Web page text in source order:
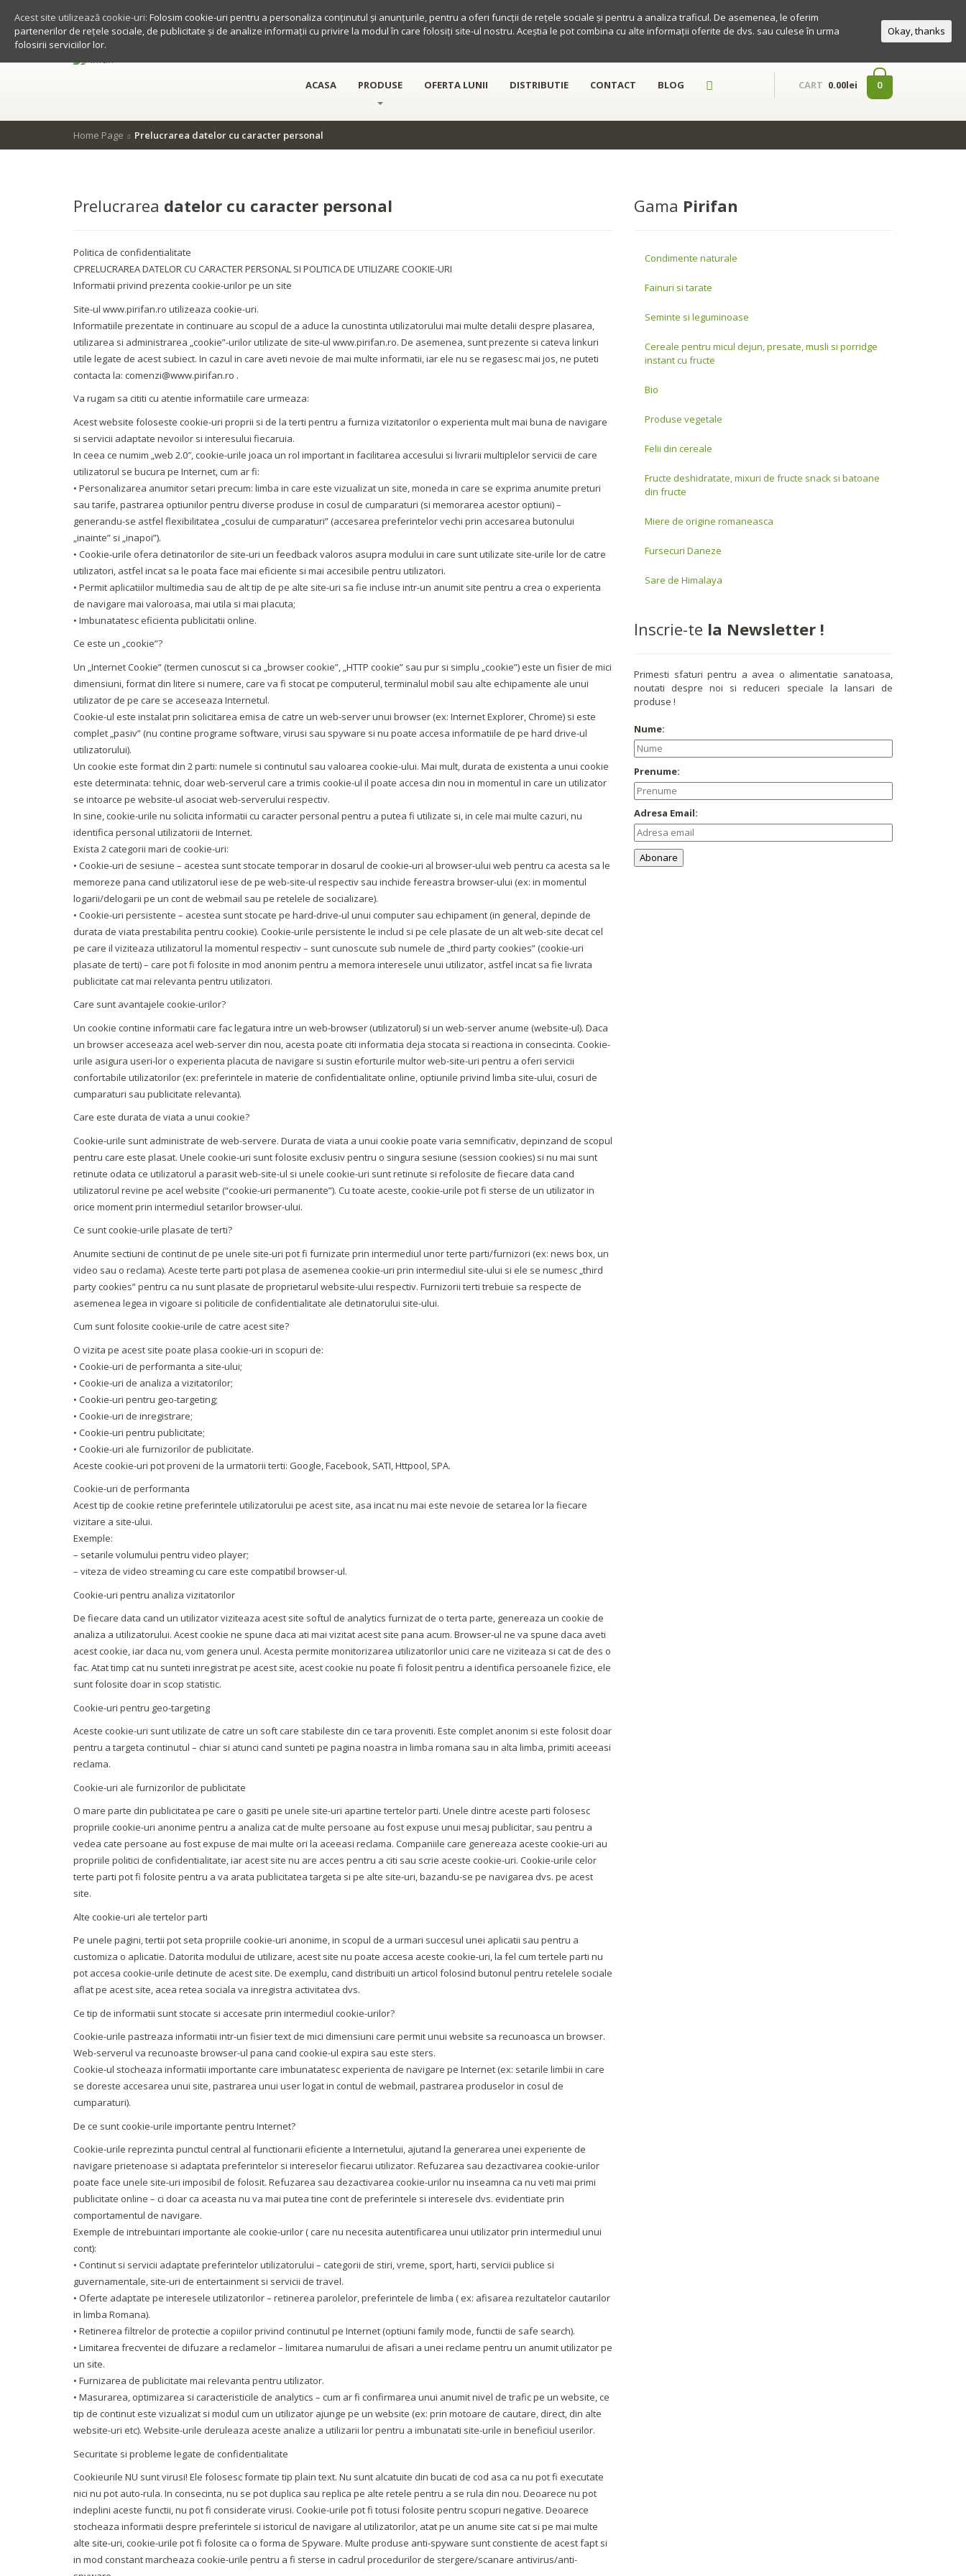
ACASA PRODUSE OFERTA LUNII DISTRIBUTIE CONTACT BLOG CART 0.00lei 0
Home Page Prelucrarea datelor cu caracter personal
Prelucrarea datelor cu caracter personal
Politica de confidentialitate
CPRELUCRAREA DATELOR CU CARACTER PERSONAL SI POLITICA DE UTILIZARE COOKIE-URI
Informatii privind prezenta cookie-urilor pe un site
Site-ul www.pirifan.ro utilizeaza cookie-uri.
Informatiile prezentate in continuare au scopul de a aduce la cunostinta utilizatorului mai multe detalii despre plasarea,
utilizarea si administrarea „cookie”-urilor utilizate de site-ul www.pirifan.ro. De asemenea, sunt prezente si cateva linkuri
utile legate de acest subiect. In cazul in care aveti nevoie de mai multe informatii, iar ele nu se regasesc mai jos, ne puteti
contacta la: comenzi@www.pirifan.ro .
Va rugam sa cititi cu atentie informatiile care urmeaza:
Acest website foloseste cookie-uri proprii si de la terti pentru a furniza vizitatorilor o experienta mult mai buna de navigare
si servicii adaptate nevoilor si interesului fiecaruia.
In ceea ce numim „web 2.0″, cookie-urile joaca un rol important in facilitarea accesului si livrarii multiplelor servicii de care
utilizatorul se bucura pe Internet, cum ar fi:
• Personalizarea anumitor setari precum: limba in care este vizualizat un site, moneda in care se exprima anumite preturi
sau tarife, pastrarea optiunilor pentru diverse produse in cosul de cumparaturi (si memorarea acestor optiuni) –
generandu-se astfel flexibilitatea „cosului de cumparaturi” (accesarea preferintelor vechi prin accesarea butonului
„inainte” si „inapoi”).
• Cookie-urile ofera detinatorilor de site-uri un feedback valoros asupra modului in care sunt utilizate site-urile lor de catre
utilizatori, astfel incat sa le poata face mai eficiente si mai accesibile pentru utilizatori.
• Permit aplicatiilor multimedia sau de alt tip de pe alte site-uri sa fie incluse intr-un anumit site pentru a crea o experienta
de navigare mai valoroasa, mai utila si mai placuta;
• Imbunatatesc eficienta publicitatii online.
Ce este un „cookie”?
Un „Internet Cookie” (termen cunoscut si ca „browser cookie”, „HTTP cookie” sau pur si simplu „cookie”) este un fisier de mici
dimensiuni, format din litere si numere, care va fi stocat pe computerul, terminalul mobil sau alte echipamente ale unui
utilizator de pe care se acceseaza Internetul.
Cookie-ul este instalat prin solicitarea emisa de catre un web-server unui browser (ex: Internet Explorer, Chrome) si este
complet „pasiv” (nu contine programe software, virusi sau spyware si nu poate accesa informatiile de pe hard drive-ul
utilizatorului).
Un cookie este format din 2 parti: numele si continutul sau valoarea cookie-ului. Mai mult, durata de existenta a unui cookie
este determinata: tehnic, doar web-serverul care a trimis cookie-ul il poate accesa din nou in momentul in care un utilizator
se intoarce pe website-ul asociat web-serverului respectiv.
In sine, cookie-urile nu solicita informatii cu caracter personal pentru a putea fi utilizate si, in cele mai multe cazuri, nu
identifica personal utilizatorii de Internet.
Exista 2 categorii mari de cookie-uri:
• Cookie-uri de sesiune – acestea sunt stocate temporar in dosarul de cookie-uri al browser-ului web pentru ca acesta sa le
memoreze pana cand utilizatorul iese de pe web-site-ul respectiv sau inchide fereastra browser-ului (ex: in momentul
logarii/delogarii pe un cont de webmail sau pe retelele de socializare).
• Cookie-uri persistente – acestea sunt stocate pe hard-drive-ul unui computer sau echipament (in general, depinde de
durata de viata prestabilita pentru cookie). Cookie-urile persistente le includ si pe cele plasate de un alt web-site decat cel
pe care il viziteaza utilizatorul la momentul respectiv – sunt cunoscute sub numele de „third party cookies” (cookie-uri
plasate de terti) – care pot fi folosite in mod anonim pentru a memora interesele unui utilizator, astfel incat sa fie livrata
publicitate cat mai relevanta pentru utilizatori.
Care sunt avantajele cookie-urilor?
Un cookie contine informatii care fac legatura intre un web-browser (utilizatorul) si un web-server anume (website-ul). Daca
un browser acceseaza acel web-server din nou, acesta poate citi informatia deja stocata si reactiona in consecinta. Cookie-
urile asigura useri-lor o experienta placuta de navigare si sustin eforturile multor web-site-uri pentru a oferi servicii
confortabile utilizatorilor (ex: preferintele in materie de confidentialitate online, optiunile privind limba site-ului, cosuri de
cumparaturi sau publicitate relevanta).
Care este durata de viata a unui cookie?
Cookie-urile sunt administrate de web-servere. Durata de viata a unui cookie poate varia semnificativ, depinzand de scopul
pentru care este plasat. Unele cookie-uri sunt folosite exclusiv pentru o singura sesiune (session cookies) si nu mai sunt
retinute odata ce utilizatorul a parasit web-site-ul si unele cookie-uri sunt retinute si refolosite de fiecare data cand
utilizatorul revine pe acel website (“cookie-uri permanente”). Cu toate aceste, cookie-urile pot fi sterse de un utilizator in
orice moment prin intermediul setarilor browser-ului.
Ce sunt cookie-urile plasate de terti?
Anumite sectiuni de continut de pe unele site-uri pot fi furnizate prin intermediul unor terte parti/furnizori (ex: news box, un
video sau o reclama). Aceste terte parti pot plasa de asemenea cookie-uri prin intermediul site-ului si ele se numesc „third
party cookies” pentru ca nu sunt plasate de proprietarul website-ului respectiv. Furnizorii terti trebuie sa respecte de
asemenea legea in vigoare si politicile de confidentialitate ale detinatorului site-ului.
Cum sunt folosite cookie-urile de catre acest site?
O vizita pe acest site poate plasa cookie-uri in scopuri de:
• Cookie-uri de performanta a site-ului;
• Cookie-uri de analiza a vizitatorilor;
• Cookie-uri pentru geo-targeting;
• Cookie-uri de inregistrare;
• Cookie-uri pentru publicitate;
• Cookie-uri ale furnizorilor de publicitate.
Aceste cookie-uri pot proveni de la urmatorii terti: Google, Facebook, SATI, Httpool, SPA.
Cookie-uri de performanta
Acest tip de cookie retine preferintele utilizatorului pe acest site, asa incat nu mai este nevoie de setarea lor la fiecare
vizitare a site-ului.
Exemple:
– setarile volumului pentru video player;
– viteza de video streaming cu care este compatibil browser-ul.
Cookie-uri pentru analiza vizitatorilor
De fiecare data cand un utilizator viziteaza acest site softul de analytics furnizat de o terta parte, genereaza un cookie de
analiza a utilizatorului. Acest cookie ne spune daca ati mai vizitat acest site pana acum. Browser-ul ne va spune daca aveti
acest cookie, iar daca nu, vom genera unul. Acesta permite monitorizarea utilizatorilor unici care ne viziteaza si cat de des o
fac. Atat timp cat nu sunteti inregistrat pe acest site, acest cookie nu poate fi folosit pentru a identifica persoanele fizice, ele
sunt folosite doar in scop statistic.
Cookie-uri pentru geo-targeting
Aceste cookie-uri sunt utilizate de catre un soft care stabileste din ce tara proveniti. Este complet anonim si este folosit doar
pentru a targeta continutul – chiar si atunci cand sunteti pe pagina noastra in limba romana sau in alta limba, primiti aceeasi
reclama.
Cookie-uri ale furnizorilor de publicitate
O mare parte din publicitatea pe care o gasiti pe unele site-uri apartine tertelor parti. Unele dintre aceste parti folosesc
propriile cookie-uri anonime pentru a analiza cat de multe persoane au fost expuse unui mesaj publicitar, sau pentru a
vedea cate persoane au fost expuse de mai multe ori la aceeasi reclama. Companiile care genereaza aceste cookie-uri au
propriile politici de confidentialitate, iar acest site nu are acces pentru a citi sau scrie aceste cookie-uri. Cookie-urile celor
terte parti pot fi folosite pentru a va arata publicitatea targeta si pe alte site-uri, bazandu-se pe navigarea dvs. pe acest
site.
Alte cookie-uri ale tertelor parti
Pe unele pagini, tertii pot seta propriile cookie-uri anonime, in scopul de a urmari succesul unei aplicatii sau pentru a
customiza o aplicatie. Datorita modului de utilizare, acest site nu poate accesa aceste cookie-uri, la fel cum tertele parti nu
pot accesa cookie-urile detinute de acest site. De exemplu, cand distribuiti un articol folosind butonul pentru retelele sociale
aflat pe acest site, acea retea sociala va inregistra activitatea dvs.
Ce tip de informatii sunt stocate si accesate prin intermediul cookie-urilor?
Cookie-urile pastreaza informatii intr-un fisier text de mici dimensiuni care permit unui website sa recunoasca un browser.
Web-serverul va recunoaste browser-ul pana cand cookie-ul expira sau este sters.
Cookie-ul stocheaza informatii importante care imbunatatesc experienta de navigare pe Internet (ex: setarile limbii in care
se doreste accesarea unui site, pastrarea unui user logat in contul de webmail, pastrarea produselor in cosul de
cumparaturi).
De ce sunt cookie-urile importante pentru Internet?
Cookie-urile reprezinta punctul central al functionarii eficiente a Internetului, ajutand la generarea unei experiente de
navigare prietenoase si adaptata preferintelor si intereselor fiecarui utilizator. Refuzarea sau dezactivarea cookie-urilor
poate face unele site-uri imposibil de folosit. Refuzarea sau dezactivarea cookie-urilor nu inseamna ca nu veti mai primi
publicitate online – ci doar ca aceasta nu va mai putea tine cont de preferintele si interesele dvs. evidentiate prin
comportamentul de navigare.
Exemple de intrebuintari importante ale cookie-urilor ( care nu necesita autentificarea unui utilizator prin intermediul unui
cont):
• Continut si servicii adaptate preferintelor utilizatorului – categorii de stiri, vreme, sport, harti, servicii publice si
guvernamentale, site-uri de entertainment si servicii de travel.
• Oferte adaptate pe interesele utilizatorilor – retinerea parolelor, preferintele de limba ( ex: afisarea rezultatelor cautarilor
in limba Romana).
• Retinerea filtrelor de protectie a copiilor privind continutul pe Internet (optiuni family mode, functii de safe search).
• Limitarea frecventei de difuzare a reclamelor – limitarea numarului de afisari a unei reclame pentru un anumit utilizator pe
un site.
• Furnizarea de publicitate mai relevanta pentru utilizator.
• Masurarea, optimizarea si caracteristicile de analytics – cum ar fi confirmarea unui anumit nivel de trafic pe un website, ce
tip de continut este vizualizat si modul cum un utilizator ajunge pe un website (ex: prin motoare de cautare, direct, din alte
website-uri etc). Website-urile deruleaza aceste analize a utilizarii lor pentru a imbunatati site-urile in beneficiul userilor.
Securitate si probleme legate de confidentialitate
Cookieurile NU sunt virusi! Ele folosesc formate tip plain text. Nu sunt alcatuite din bucati de cod asa ca nu pot fi executate
nici nu pot auto-rula. In consecinta, nu se pot duplica sau replica pe alte retele pentru a se rula din nou. Deoarece nu pot
indeplini aceste functii, nu pot fi considerate virusi. Cookie-urile pot fi totusi folosite pentru scopuri negative. Deoarece
stocheaza informatii despre preferintele si istoricul de navigare al utilizatorilor, atat pe un anume site cat si pe mai multe
alte site-uri, cookie-urile pot fi folosite ca o forma de Spyware. Multe produse anti-spyware sunt constiente de acest fapt si
in mod constant marcheaza cookie-urile pentru a fi sterse in cadrul procedurilor de stergere/scanare antivirus/anti-
Gama Pirifan
Condimente naturale
Fainuri si tarate
Seminte si leguminoase
Cereale pentru micul dejun, presate, musli si porridge
instant cu fructe
Bio
Produse vegetale
Felii din cereale
Fructe deshidratate, mixuri de fructe snack si batoane
din fructe
Miere de origine romaneasca
Fursecuri Daneze
Sare de Himalaya
Inscrie-te la Newsletter !
Primesti sfaturi pentru a avea o alimentatie sanatoasa,
noutati despre noi si reduceri speciale la lansari de
produse !
Nume:
Prenume:
Adresa Email:
Acest site utilizează cookie-uri: Folosim cookie-uri pentru a personaliza conținutul și anunțurile, pentru a oferi funcții de rețele sociale și pentru a analiza traficul. De asemenea, le oferim
partenerilor de rețele sociale, de publicitate și de analize informații cu privire la modul în care folosiți site-ul nostru. Aceștia le pot combina cu alte informații oferite de dvs. sau culese în urma
folosirii serviciilor lor.
Okay, thanks